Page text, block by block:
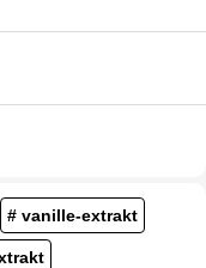
# vanille-extrakt